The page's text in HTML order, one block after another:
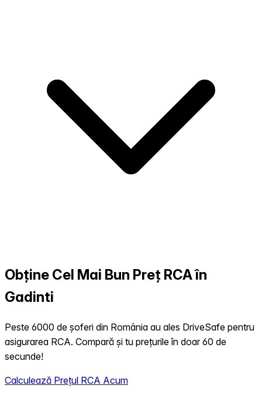
Obține Cel Mai Bun Preț RCA în
Gadinti
Peste 6000 de șoferi din România au ales DriveSafe pentru
asigurarea RCA. Compară și tu prețurile în doar 60 de
secunde!
Calculează Prețul RCA Acum